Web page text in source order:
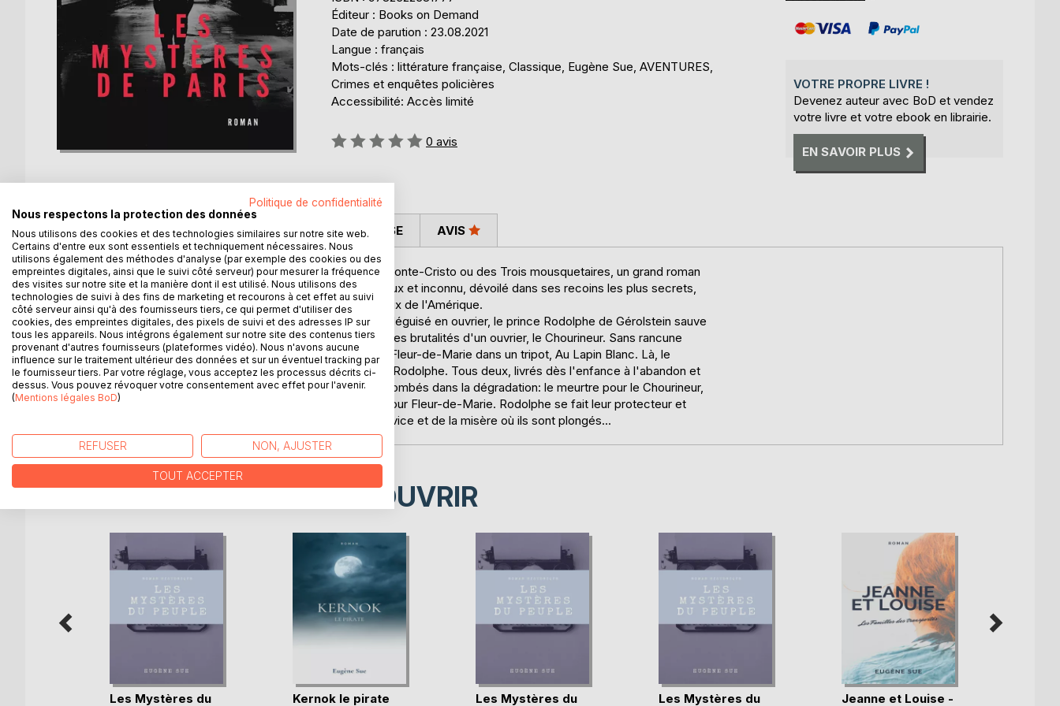
Éditeur : Books on Demand
Date de parution : 23.08.2021
Langue : français
Mots-clés : littérature française, Classique, Eugène Sue, AVENTURES,
Crimes et enquêtes policières
Accessibilité: Accès limité
Évaluation:
0 avis
VOTRE PROPRE LIVRE !
Devenez auteur avec BoD et vendez
votre livre et votre ebook en librairie.
EN SAVOIR PLUS
DESCRIPTION
Voici un roman mythique, presque à l'égal du Comte de Monte-Cristo ou des Trois mousquetaires, un grand roman
d'aventures, foisonnant, qui nous décrit un Paris mystérieux et inconnu, dévoilé dans ses recoins les plus secrets,
un Paris exotique où les apaches de Paris remplacent ceux de l'Amérique.
Errant dans les rues sombres et dangereuses de la Cité, déguisé en ouvrier, le prince Rodolphe de Gérolstein sauve
une jeune prostituée, Fleur-de-Marie, dite la Goualeuse, des brutalités d'un ouvrier, le Chourineur. Sans rancune
contre son vainqueur, le Chourineur entraîne Rodolphe et Fleur-de-Marie dans un tripot, Au Lapin Blanc. Là, le
Chourineur et Fleur-de-Marie content leur triste histoire à Rodolphe. Tous deux, livrés dès l'enfance à l'abandon et
à la misère la plus atroce, malgré de bons instincts, sont tombés dans la dégradation: le meurtre pour le Chourineur,
dans un moment de violence incontrôlée, la prostitution pour Fleur-de-Marie. Rodolphe se fait leur protecteur et
entreprend de les régénérer en les arrachant à l'enfer du vice et de la misère où ils sont plongés...
AUTEUR(S) CRITIQUES PRESSE AVIS
D’AUTRES TITRES À DÉCOUVRIR
Les Mystères du
Kernok le pirate
Les Mystères du
Les Mystères du
Jeanne et Louise -
Politique de confidentialité
Nous respectons la protection des données
Nous utilisons des cookies et des technologies similaires sur notre site web.
Certains d'entre eux sont essentiels et techniquement nécessaires. Nous
utilisons également des méthodes d'analyse (par exemple des cookies ou des
empreintes digitales, ainsi que le suivi côté serveur) pour mesurer la fréquence
des visites sur notre site et la manière dont il est utilisé. Nous utilisons des
technologies de suivi à des fins de marketing et recourons à cet effet au suivi
côté serveur ainsi qu'à des fournisseurs tiers, ce qui permet d'utiliser des
cookies, des empreintes digitales, des pixels de suivi et des adresses IP sur
tous les appareils. Nous intégrons également sur notre site des contenus tiers
provenant d'autres fournisseurs (plateformes vidéo). Nous n'avons aucune
influence sur le traitement ultérieur des données et sur un éventuel tracking par
le fournisseur tiers. Par votre réglage, vous acceptez les processus décrits ci-
dessus. Vous pouvez révoquer votre consentement avec effet pour l'avenir.
(Mentions légales BoD)
REFUSER NON, AJUSTER
TOUT ACCEPTER